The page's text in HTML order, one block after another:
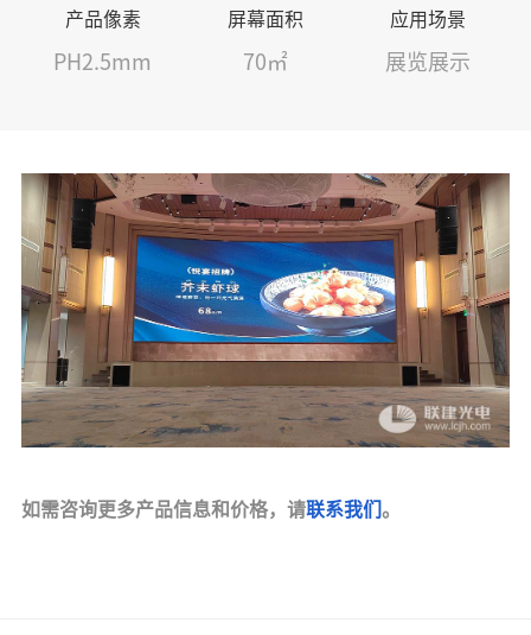
产品像素
PH2.5mm
屏幕面积
70㎡
应用场景
展览展示
如需咨询更多产品信息和价格，请联系我们 。